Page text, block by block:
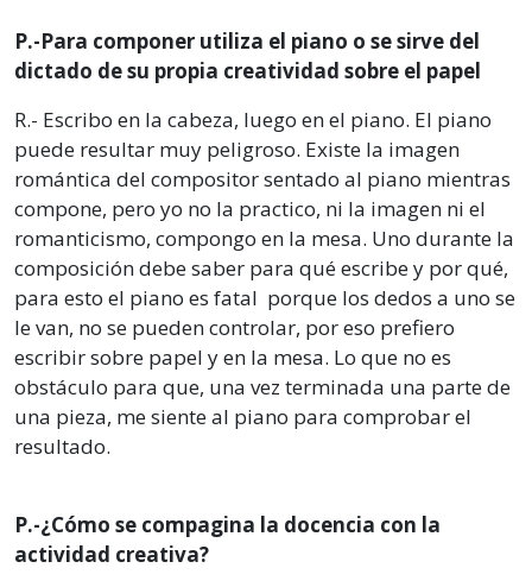
P.-Para componer utiliza el piano o se sirve del
dictado de su propia creatividad sobre el papel
R.- Escribo en la cabeza, luego en el piano. El piano
puede resultar muy peligroso. Existe la imagen
romántica del compositor sentado al piano mientras
compone, pero yo no la practico, ni la imagen ni el
romanticismo, compongo en la mesa. Uno durante la
composición debe saber para qué escribe y por qué,
para esto el piano es fatal porque los dedos a uno se
le van, no se pueden controlar, por eso prefiero
escribir sobre papel y en la mesa. Lo que no es
obstáculo para que, una vez terminada una parte de
una pieza, me siente al piano para comprobar el
resultado.
P.-¿Cómo se compagina la docencia con la
actividad creativa?